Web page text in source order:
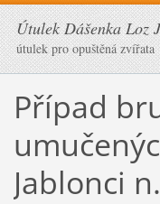
Útulek Dášenka Loz
útulek pro opuštěná zvířata
Případ
Jablonci